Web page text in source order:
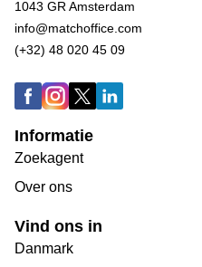
1043 GR Amsterdam
info@matchoffice.com
(+32) 48 020 45 09
Informatie
Zoekagent
Over ons
Vind ons in
Danmark